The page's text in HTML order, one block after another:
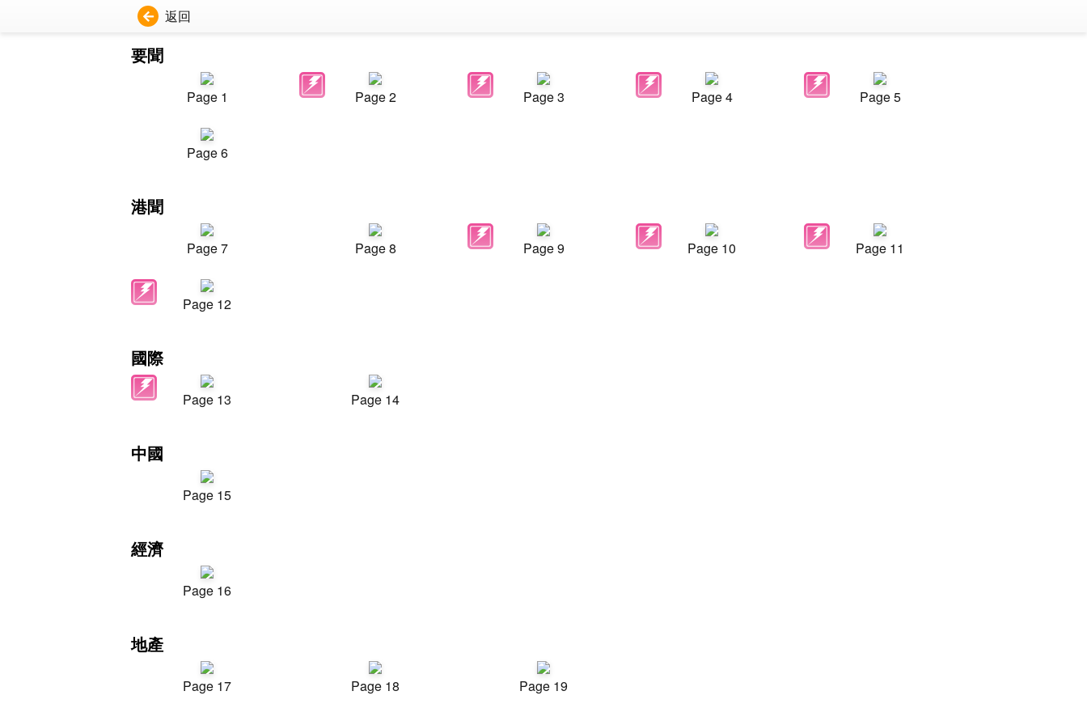
返回
要聞
Page 1 Page 2 Page 3 Page 4 Page 5
Page 6
港聞
Page 7 Page 8 Page 9 Page 10 Page 11
Page 12
國際
Page 13 Page 14
中國
Page 15
經濟
Page 16
地產
Page 17 Page 18 Page 19